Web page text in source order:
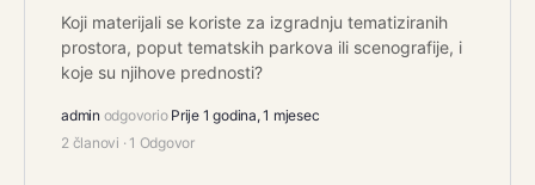
Koji materijali se koriste za izgradnju tematiziranih
prostora, poput tematskih parkova ili scenografije, i
koje su njihove prednosti?
admin odgovorio Prije 1 godina, 1 mjesec
2 članovi · 1 Odgovor